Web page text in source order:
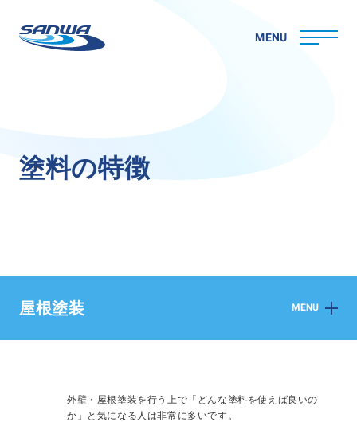
MENU
三和ペイントについて
CSR
外壁塗装
屋根塗装
塗料の特徴
屋根塗装 MENU
外壁・屋根塗装を行う上で「どんな塗料を使えば良いの
か」と気になる人は非常に多いです。